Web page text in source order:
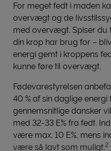
For meget fedt i maden
overvægt og de
med overvægt. Spiser du
din krop har brug for –
energi gemt i kroppens
kunne føre til overvægt.
Fødevarestyrelsen
40 % af sin daglige energi
gennemsnitlige dansker
med 32-33 E% fra fedt.
være max. 10 E%, mens
være så lavt som muligt.2